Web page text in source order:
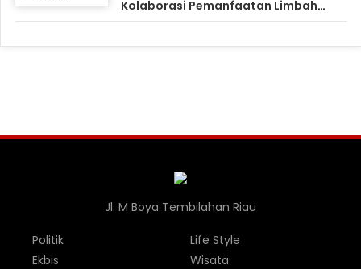
Kolaborasi Pemanfaatan Limbah
FABA untuk Dukung Swasembada
Jl. M Boya Tembilahan Riau
Politik
Ekbis
Life Style
Wisata